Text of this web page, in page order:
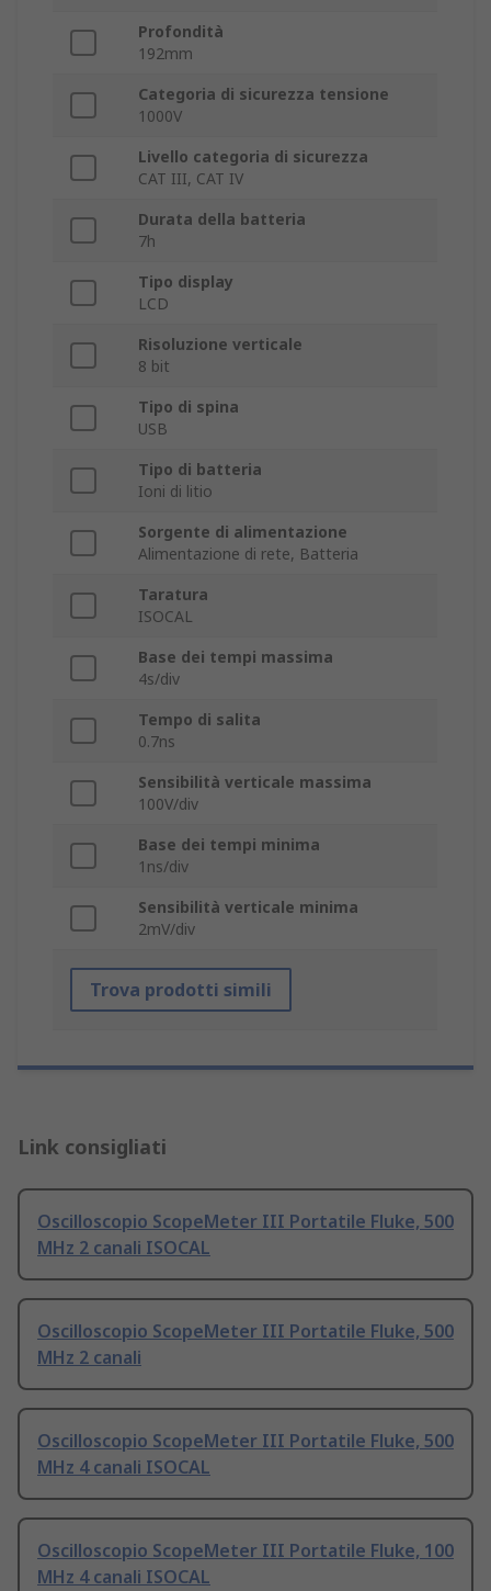
Profondità
192mm
Categoria di sicurezza tensione
1000V
Livello categoria di sicurezza
CAT III, CAT IV
Durata della batteria
7h
Tipo display
LCD
Risoluzione verticale
8 bit
Tipo di spina
USB
Tipo di batteria
Ioni di litio
Sorgente di alimentazione
Alimentazione di rete, Batteria
Taratura
ISOCAL
Base dei tempi massima
4s/div
Tempo di salita
0.7ns
Sensibilità verticale massima
100V/div
Base dei tempi minima
1ns/div
Sensibilità verticale minima
2mV/div
Trova prodotti simili
Link consigliati
Oscilloscopio ScopeMeter III Portatile Fluke, 500
MHz 2 canali ISOCAL
Oscilloscopio ScopeMeter III Portatile Fluke, 500
MHz 2 canali
Oscilloscopio ScopeMeter III Portatile Fluke, 500
MHz 4 canali ISOCAL
Oscilloscopio ScopeMeter III Portatile Fluke, 100
MHz 4 canali ISOCAL